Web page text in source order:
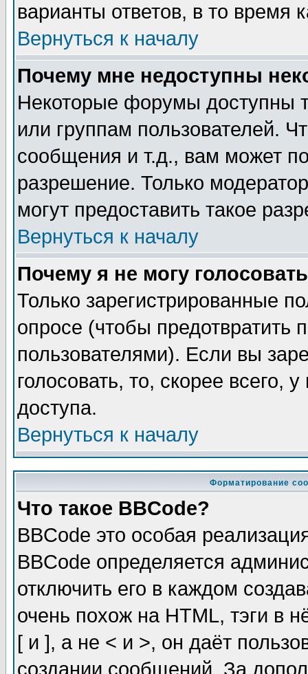
варианты ответов, в то время
Вернуться к началу
Почему мне недоступны
Некоторые форумы доступны
или группам пользователей.
сообщения и т.д., вам может
разрешение. Только
могут предоставить такое
Вернуться к началу
Почему я не могу
Только зарегистрированные
опросе (чтобы предотвратить
пользователями). Если вы
голосовать, то, скорее всего,
доступа.
Вернуться к началу
Форматирование
Что такое BBCode?
BBCode это особая
BBCode определяется
отключить его в каждом
очень похож на HTML, тэги в
[ и ], а не < и >, он даёт
создании сообщений. За